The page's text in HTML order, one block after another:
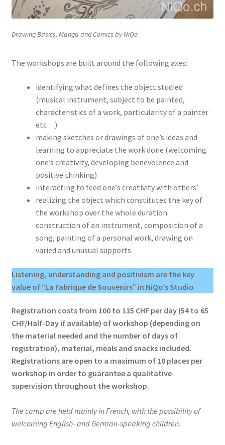
Drawing Basics, Manga and Comics by NiQo
The workshops are built around the following axes:
identifying what defines the object studied
(musical instrument, subject to be painted,
characteristics of a work, particularity of a painter
etc…)
making sketches or drawings of one’s ideas and
learning to appreciate the work done (welcoming
one’s creativity, developing benevolence and
positive thinking)
interacting to feed one’s creativity with others’
realizing the object which constitutes the key of
the workshop over the whole duration:
construction of an instrument, composition of a
song, painting of a personal work, drawing on
varied and unusual supports
Listening, understanding and positivism are the key
value of “La Fabrique de Souvenirs” in NiQo’s Studio
Registration costs from 100 to 135 CHF per day (54 to 65
CHF/Half-Day if available) of workshop (depending on
the material needed and the number of days of
registration), material, meals and snacks included.
Registrations are open to a maximum of 10 places per
workshop in order to guarantee a qualitative
supervision throughout the workshop.
The camp are held mainly in French, with the possibility of
welcoming English- and German-speaking children.